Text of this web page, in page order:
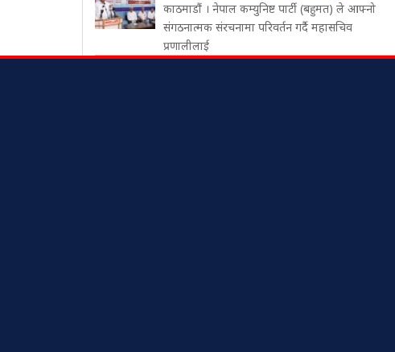
काठमाडौं । नेपाल कम्युनिष्ट पार्टी (बहुमत) ले आफ्नो
संगठनात्मक संरचनामा परिवर्तन गर्दै महासचिव
प्रणालीलाई